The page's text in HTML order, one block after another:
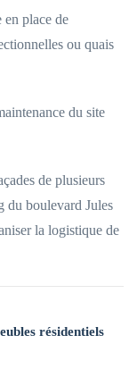
en place de
ou quais
du site
de plusieurs
du boulevard Jules
la logistique de
résidentiels